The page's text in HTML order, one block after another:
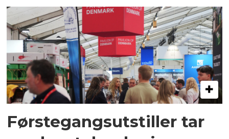
Førstegangsutstiller tar